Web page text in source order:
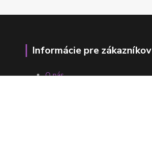
Informácie pre zákazníkov
O nás